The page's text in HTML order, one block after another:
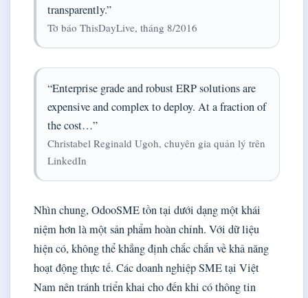
transparently.”
Tờ báo ThisDayLive, tháng 8/2016
“Enterprise grade and robust ERP solutions are
expensive and complex to deploy. At a fraction of
the cost…”
Christabel Reginald Ugoh, chuyên gia quản lý trên
LinkedIn
Nhìn chung, OdooSME tồn tại dưới dạng một khái
niệm hơn là một sản phẩm hoàn chỉnh. Với dữ liệu
hiện có, không thể khẳng định chắc chắn về khả năng
hoạt động thực tế. Các doanh nghiệp SME tại Việt
Nam nên tránh triển khai cho đến khi có thông tin